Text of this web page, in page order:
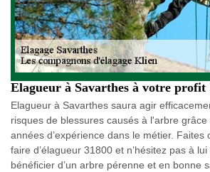
Elagueur à Savarthes à votre profit
Elagueur à Savarthes saura agir
risques de blessures causés à l'arbre
années d’expérience dans le métier. Faites
faire d’élagueur 31800 et n’hésitez pas à
bénéficier d’un arbre pérenne et en bonne